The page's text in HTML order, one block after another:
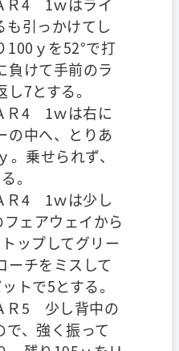
も引っかけてし
100ｙを52°で打
負けて手前のラ
7とする。
4 1ｗは右に
の中へ、とりあ
乗せられず、
。
4 1ｗは少し
ェアウェイから
ップしてグリー
ーチをミスして
トで5とする。
5 少し背中の
、強く振って